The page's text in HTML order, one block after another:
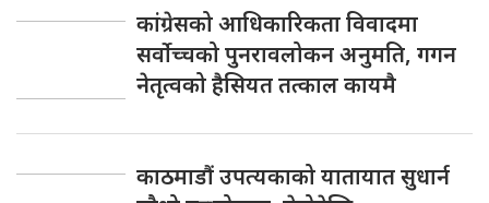
कांग्रेसको आधिकारिकता विवादमा
सर्वोच्चको पुनरावलोकन अनुमति, गगन
नेतृत्वको हैसियत तत्काल कायमै
काठमाडौं उपत्यकाको यातायात सुधार्न